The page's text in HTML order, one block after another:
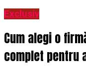
Exclusiv
Cum alegi o
complet pentru